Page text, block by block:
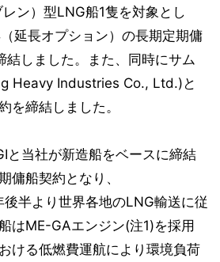
ン）型LNG船1隻を対象とし
延長オプション）の長期定期傭
結しました。また、同時にサム
Heavy Industries Co., Ltd.)と
を締結しました。
当社が新造船をベースに締結
傭船契約となり、
半より世界各地のLNG輸送に従
はME-GAエンジン(注1)を採用
ける低燃費運航により環境負荷